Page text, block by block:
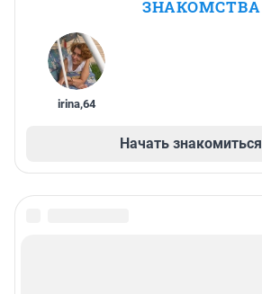
ЗНАКОМСТВА
irina,64
Начать знакомиться